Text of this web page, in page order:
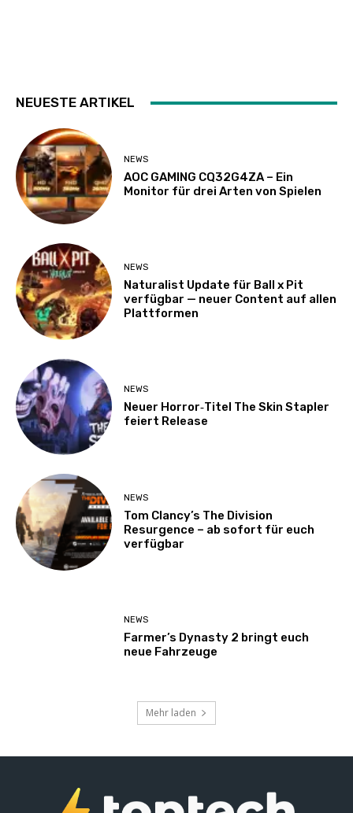
NEUESTE ARTIKEL
NEWS
AOC GAMING CQ32G4ZA – Ein
Monitor für drei Arten von Spielen
NEWS
Naturalist Update für Ball x Pit
verfügbar — neuer Content auf allen
Plattformen
NEWS
Neuer Horror‑Titel The Skin Stapler
feiert Release
NEWS
Tom Clancy’s The Division
Resurgence – ab sofort für euch
verfügbar
NEWS
Farmer’s Dynasty 2 bringt euch
neue Fahrzeuge
Mehr laden